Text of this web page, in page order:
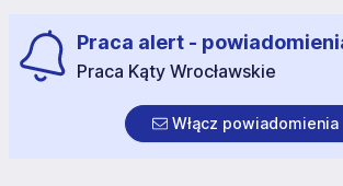
Praca alert -
Praca Kąty Wrocławskie
Włącz powiadomienia